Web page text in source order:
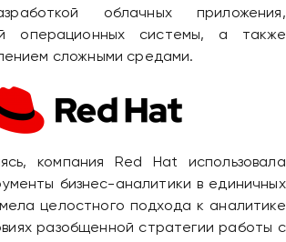
облачных приложения,
операционных системы, а также
сложными средами.
компания Red Hat использовала
бизнес-аналитики в единичных
целостного подхода к аналитике
разобщенной стратегии работы с